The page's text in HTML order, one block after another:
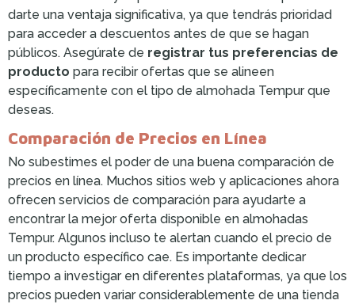
darte una ventaja significativa, ya que tendrás prioridad
para acceder a descuentos antes de que se hagan
públicos. Asegúrate de registrar tus preferencias de
producto para recibir ofertas que se alineen
específicamente con el tipo de almohada Tempur que
deseas.
Comparación de Precios en Línea
No subestimes el poder de una buena comparación de
precios en línea. Muchos sitios web y aplicaciones ahora
ofrecen servicios de comparación para ayudarte a
encontrar la mejor oferta disponible en almohadas
Tempur. Algunos incluso te alertan cuando el precio de
un producto específico cae. Es importante dedicar
tiempo a investigar en diferentes plataformas, ya que los
precios pueden variar considerablemente de una tienda